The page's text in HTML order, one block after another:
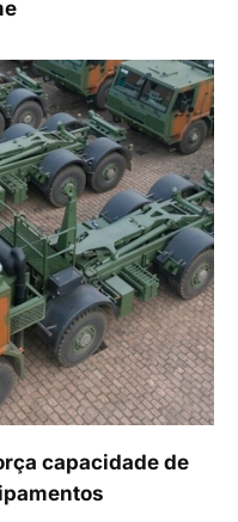
capacidade de